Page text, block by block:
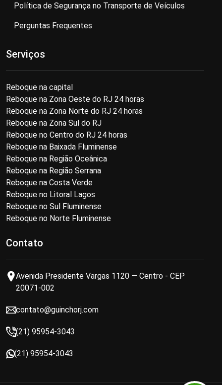
Política de Segurança no Transporte de Veículos
Perguntas Frequentes
Serviços
Reboque na capital
Reboque na Zona Oeste do RJ 24 horas
Reboque na Zona Norte do RJ 24 horas
Reboque na Zona Sul do RJ
Reboque no Centro do RJ 24 horas
Reboque na Baixada Fluminense
Reboque na Região Oceânica
Reboque na Região Serrana
Reboque na Costa Verde
Reboque no Litoral Lagos
Reboque no Sul Fluminense
Reboque no Norte Fluminense
Contato
Avenida Presidente Vargas 1120 — Centro - CEP
20071-002
contato@guinchorj.com
(21) 95954-3043
(21) 95954-3043